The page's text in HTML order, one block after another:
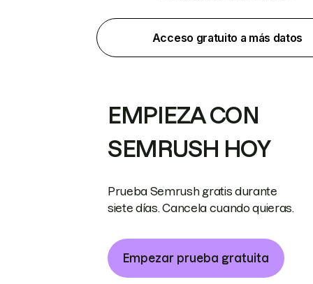
Acceso gratuito a más datos
EMPIEZA CON
SEMRUSH HOY
Prueba Semrush gratis durante
siete días. Cancela cuando quieras.
Empezar prueba gratuita